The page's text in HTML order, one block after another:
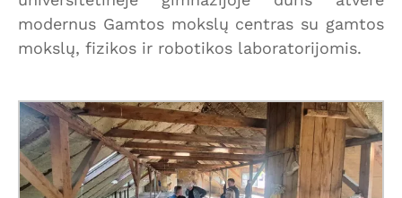
modernus Gamtos mokslų centras su gamtos
mokslų, fizikos ir robotikos laboratorijomis.